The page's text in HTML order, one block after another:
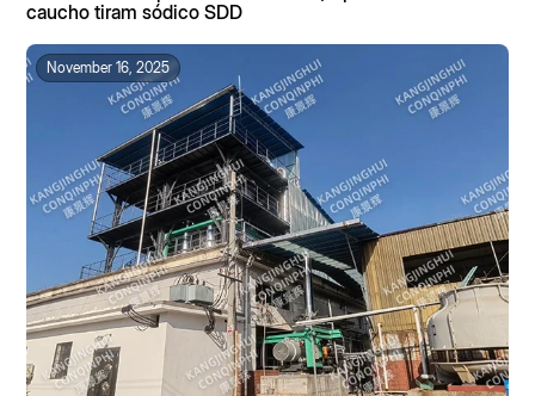
caucho tiram sódico SDD
November 16, 2025